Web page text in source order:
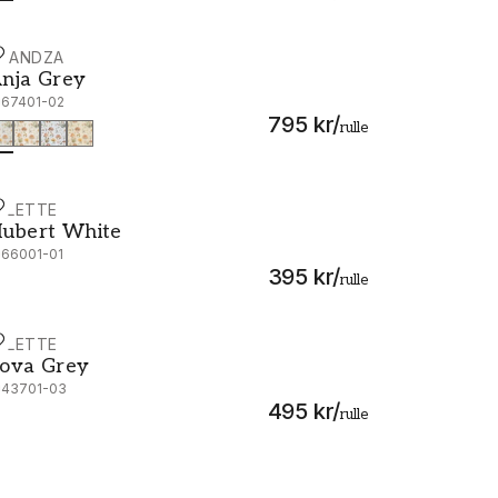
Grey
02
795 kr/rulle
Grey - 1067401-02
White
01
395 kr/rulle
White - 1066001-01
Grey
03
495 kr/rulle
Grey - 1043701-03